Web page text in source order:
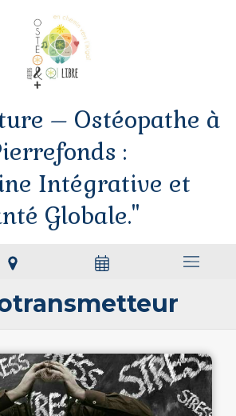
– Ostéopathe à
:
Intégrative et
Globale."